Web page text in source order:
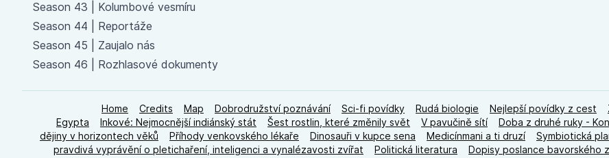
Season 43 | Kolumbové vesmíru
Season 44 | Reportáže
Season 45 | Zaujalo nás
Season 46 | Rozhlasové dokumenty
Home Credits Map Dobrodružství poznávání Sci-fi povídky Rudá biologie Nejlepší povídky z cest
Egypta
Inkové: Nejmocnější indiánský stát Šest rostlin, které změnily svět V pavučině sítí Doba z druhé ruky -
dějiny v horizontech věků
Příhody venkovského lékaře Dinosauři v kupce sena Medicínmani a ti druzí Symbiotická
pravdivá vyprávění o pletichaření, inteligenci a vynalézavosti zvířat
Politická literatura Dopisy poslance bavorského